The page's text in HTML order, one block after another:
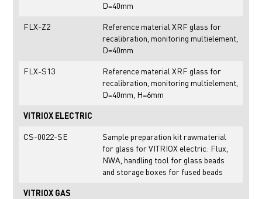
D=40mm
FLX-Z2
Reference material XRF glass for
recalibration, monitoring multielement,
D=40mm
FLX-S13
Reference material XRF glass for
recalibration, monitoring multielement,
D=40mm, H=6mm
VITRIOX ELECTRIC
CS-0022-SE
Sample preparation kit rawmaterial
for glass for VITRIOX electric: Flux,
NWA, handling tool for glass beads
and storage boxes for fused beads
VITRIOX GAS